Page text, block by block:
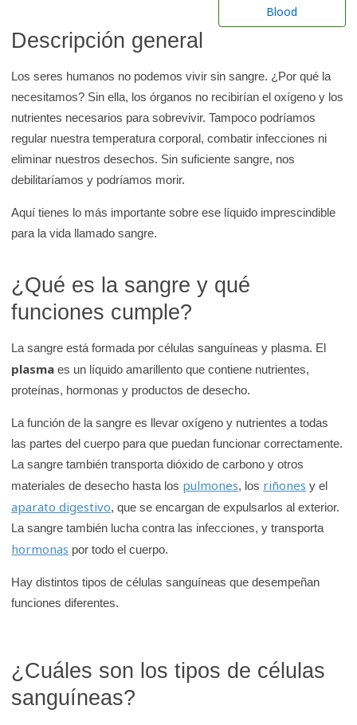
n
b
l
o
t
c
a
e
K
i
Blood
Descripción general
Los seres humanos no podemos vivir sin sangre. ¿Por qué la
necesitamos? Sin ella, los órganos no recibirían el oxígeno y los
nutrientes necesarios para sobrevivir. Tampoco podríamos
regular nuestra temperatura corporal, combatir infecciones ni
eliminar nuestros desechos. Sin suficiente sangre, nos
debilitaríamos y podríamos morir.
Aquí tienes lo más importante sobre ese líquido imprescindible
para la vida llamado sangre.
¿Qué es la sangre y qué
funciones cumple?
La sangre está formada por células sanguíneas y plasma. El
plasmaes un líquido amarillento que contiene nutrientes,
proteínas, hormonas y productos de desecho.
La función de la sangre es llevar oxígeno y nutrientes a todas
las partes del cuerpo para que puedan funcionar correctamente.
La sangre también transporta dióxido de carbono y otros
materiales de desecho hasta los pulmones, los riñones y el
aparato digestivo, que se encargan de expulsarlos al exterior.
La sangre también lucha contra las infecciones, y transporta
hormonas por todo el cuerpo.
Hay distintos tipos de células sanguíneas que desempeñan
funciones diferentes.
¿Cuáles son los tipos de células
sanguíneas?